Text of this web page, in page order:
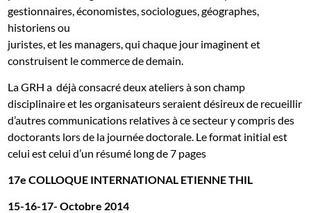
gestionnaires, économistes, sociologues, géographes,
historiens ou
juristes, et les managers, qui chaque jour imaginent et
construisent le commerce de demain.
La GRH a déjà consacré deux ateliers à son champ
disciplinaire et les organisateurs seraient désireux de recueillir
d’autres communications relatives à ce secteur y compris des
doctorants lors de la journée doctorale. Le format initial est
celui est celui d’un résumé long de 7 pages
17e COLLOQUE INTERNATIONAL ETIENNE THIL
15-16-17- Octobre 2014